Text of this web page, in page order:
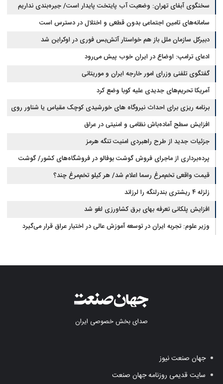
است
چقدر سرمایه نیاز دارد؟ + جدول مردادماه ۱۴۰۵
سخنگوی آبفای تهران: وضعیت آب پایتخت پایدار است/ جیره‌بندی نداریم
سامانه‌های تامین اجتماعی بدون قطعی و اختلال در دسترس است
دبیرکل سازمان ملل باز هم خواستار آتش‌بس فوری در اوکراین شد
ادعای ترامپ: اوضاع در ایران خوب پیش می‌رود
گفتگوی تلفنی وزرای امور خارجه ایران و موریتانی
آمریکا تحریم‌های جدیدی علیه کوبا وضع کرد
برنامه ریزی برای احداث نیروگاه های خورشیدی کوچک مقیاس یا شناور روی
آب در مازندران
افزایش سطح آماده‌باش نظامی و امنیتی در عراق
جزئیات جدید از طرح راهبردی امنیت تنگه هرمز
پرده‌برداری از ماجرای فروش گوشت بوفالو در فروشگاه‌های کشور/ گوشت
بوفالو از کجا وارد می‌شود؟/ هر کیلو بوفالو با چه قیمتی به فروش می‌رود؟
قیمت واقعی تخم‌مرغ رسما اعلام شد/ هر کیلو تخم‌مرغ چند؟
زلزله ۴ ریشتری بندرلنگه را لرزاند
افزایش پلکانی تعرفه بهای برق کشاورزی لغو شد
وزیر علوم: تجربه ایران در توسعه آموزش عالی در اختیار عراق قرار می‌گیرد
صدای بخش خصوصی ایران
جهان صنعت نیوز
سایت قدیمی روزنامه جهان صنعت